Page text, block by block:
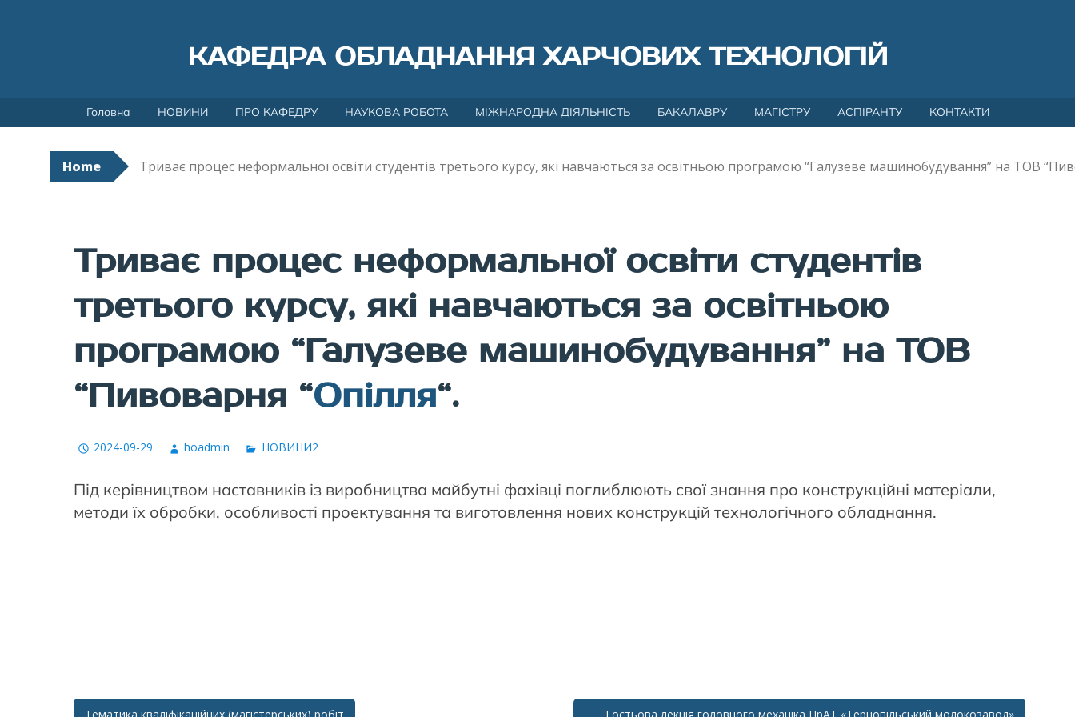
КАФЕДРА ОБЛАДНАННЯ ХАРЧОВИХ ТЕХНОЛОГІЙ
to
Головна НОВИНИ ПРО КАФЕДРУ НАУКОВА РОБОТА МІЖНАРОДНА ДІЯЛЬНІСТЬ БАКАЛАВРУ МАГІСТРУ АСПІРАНТУ КОНТАКТИ
Home Триває процес неформальної освіти студентів третього курсу, які навчаються за освітньою програмою “Галузеве машинобудування” на ТОВ
Триває процес неформальної освіти студентів
третього курсу, які навчаються за освітньою
програмою “Галузеве машинобудування” на ТОВ
“Пивоварня “Опілля“.
2024-09-29 hoadmin НОВИНИ2
Під керівництвом наставників із виробництва майбутні фахівці поглиблюють свої знання про конструкційні матеріали,
методи їх обробки, особливості проектування та виготовлення нових конструкцій технологічного обладнання.